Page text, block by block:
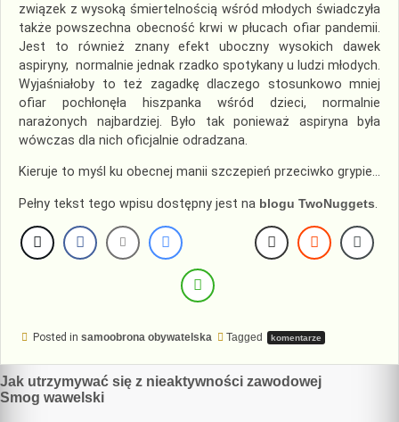
związek z wysoką śmiertelnością wśród młodych świadczyła
także powszechna obecność krwi w płucach ofiar pandemii.
Jest to również znany efekt uboczny wysokich dawek
aspiryny, normalnie jednak rzadko spotykany u ludzi młodych.
Wyjaśniałoby to też zagadkę dlaczego stosunkowo mniej
ofiar pochłonęła hiszpanka wśród dzieci, normalnie
narażonych najbardziej. Było tak ponieważ aspiryna była
wówczas dla nich oficjalnie odradzana.
Kieruje to myśl ku obecnej manii szczepień przeciwko grypie…
Pełny tekst tego wpisu dostępny jest na blogu TwoNuggets.
Posted in samoobrona obywatelska Tagged komentarze
Nawigacja
wpisu
Jak utrzymywać się z nieaktywności zawodowej
Smog wawelski